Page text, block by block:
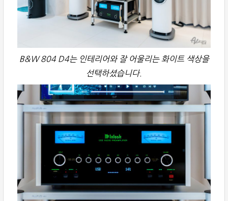
B&W 804 D4는 인테리어와 잘 어울리는 화이트 색상을
선택하셨습니다.